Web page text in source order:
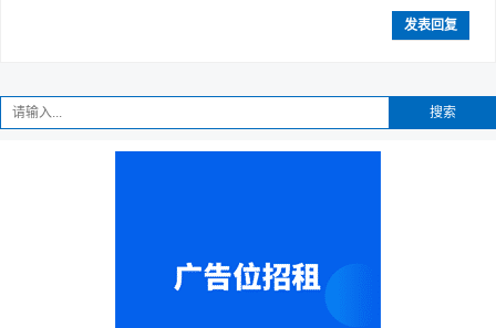
发表回复
搜索